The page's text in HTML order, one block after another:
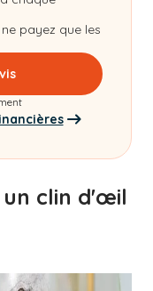
payez que les
un clin d'œil